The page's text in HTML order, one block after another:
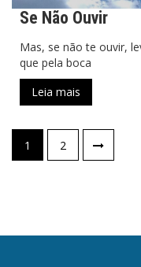
Se Não Ouvir
Mas, se não te ouvir,
que pela boca
Leia mais
Paginação
de
1 2